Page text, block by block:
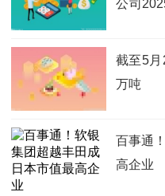
公司
截至5月
万吨
百事通
高企业